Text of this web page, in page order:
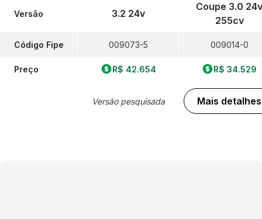
Versão
Código Fipe
Preço
3.2 24v
009073-5
R$ 42.654
Versão pesquisada
Coupe 3.0 24v
255cv
009014-0
R$ 34.529
Mais detalhes